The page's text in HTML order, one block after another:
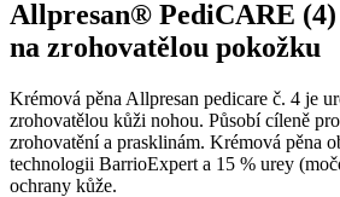
Allpresan® PediCARE
na zrohovatělou pokožku
Krémová pěna Allpresan pedicare č. 4 je
zrohovatělou kůži nohou. Působí cíleně
zrohovatění a prasklinám. Krémová pěna
technologii BarrioExpert a 15 % urey
ochrany kůže.